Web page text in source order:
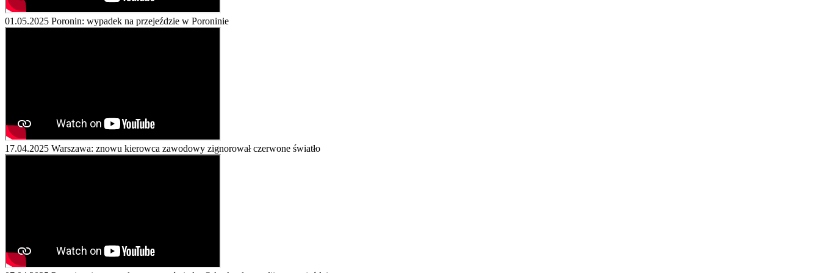
01.05.2025 Poronin: wypadek na przejeździe w Poroninie
17.04.2025 Warszawa: znowu kierowca zawodowy zignorował czerwone światło